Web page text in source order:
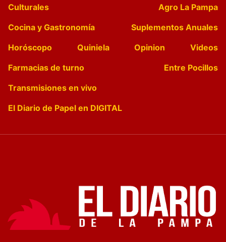
Culturales
Agro La Pampa
Cocina y Gastronomía
Suplementos Anuales
Horóscopo
Quiniela Opinion
Videos
Farmacias de turno
Entre Pocillos
Transmisiones en vivo
El Diario de Papel en DIGITAL